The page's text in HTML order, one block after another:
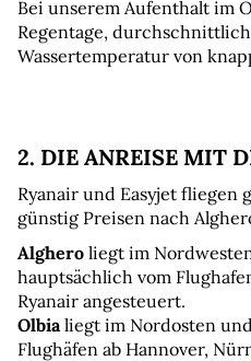
Bei unserem Aufenthalt im
Regentage,
Wassertemperatur von
2. DIE ANREISE MIT
Ryanair und Easyjet fliegen
günstig Preisen nach
Alghero liegt im
hauptsächlich vom
Ryanair angesteuert.
Olbia liegt im Nordosten
Flughäfen ab Hannover,